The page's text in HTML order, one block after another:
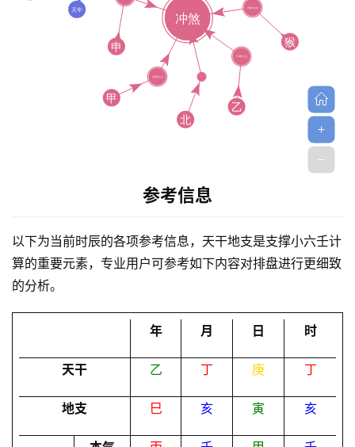
页
参考信息
以下为当前时辰的各项参考信息，天干地支是支撑小六壬计
算的重要元素，专业用户可参考如下内容对排盘进行更细致
的分析。
年 月 日 时
天干 乙 丁 庚 丁
地支 巳 亥 寅 亥